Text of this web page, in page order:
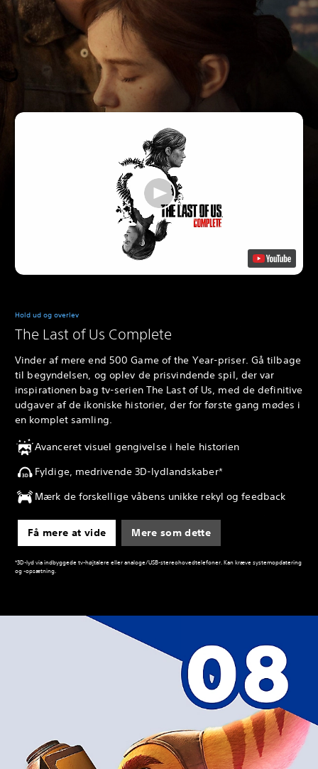
Hold ud og overlev
The Last of Us Complete
Vinder af mere end 500 Game of the Year-priser. Gå tilbage
til begyndelsen, og oplev de prisvindende spil, der var
inspirationen bag tv-serien The Last of Us, med de definitive
udgaver af de ikoniske historier, der for første gang mødes i
en komplet samling.
Avanceret visuel gengivelse i hele historien
Fyldige, medrivende 3D-lydlandskaber*
Mærk de forskellige våbens unikke rekyl og feedback
Få mere at vide Mere som dette
*3D-lyd via indbyggede tv-højtalere eller analoge/USB-stereohovedtelefoner. Kan kræve systemopdatering
og -opsætning.